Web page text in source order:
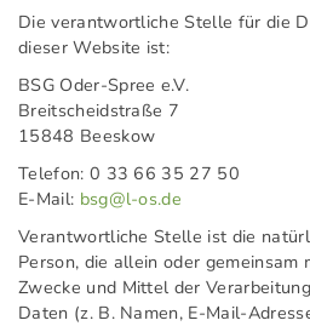
Die verantwortliche Stelle für die
dieser Website ist:
BSG Oder-Spree e.V.
Breitscheidstraße 7
15848 Beeskow
Telefon: 0 33 66 35 27 50
E-Mail: bsg@l-os.de
Verantwortliche Stelle ist die
Person, die allein oder gemeinsam
Zwecke und Mittel der
Daten (z. B. Namen, E-Mail-